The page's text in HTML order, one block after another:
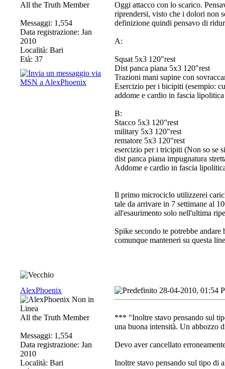
All the Truth Member
Messaggi: 1,554
Data registrazione: Jan
2010
Località: Bari
Età: 37
Oggi attacco con lo scarico.
riprendersi, visto che i dolori non
definizione quindi pensavo di
A:
Squat 5x3 120"rest
Dist panca piana 5x3 120"rest
Trazioni mani supine con
Esercizio per i bicipiti (esempio:
addome e cardio in fascia
B:
Stacco 5x3 120"rest
military 5x3 120"rest
rematore 5x3 120"rest
esercizio per i tricipiti (Non so se
dist panca piana impugnatura
Addome e cardio in fascia
Il primo microciclo utilizzerei
tale da arrivare in 7 settimane al
all'esaurimento solo nell'ultima
Spike secondo te potrebbe
comunque manteneri su questa
AlexPhoenix
All the Truth Member
Messaggi: 1,554
Data registrazione: Jan
2010
Località: Bari
28-04-2010, 01:54
*** "Inoltre stavo pensando sul
una buona intensità. Un abbozzo
Devo aver cancellato
Inoltre stavo pensando sul tipo di